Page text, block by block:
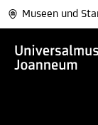
Museen und